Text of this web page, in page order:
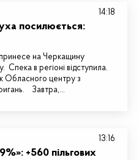
посилюється:
на Черкащину
в регіоні відступила.
Обласного центру з
Завтра,…
14:18
+560 пільгових
13:16